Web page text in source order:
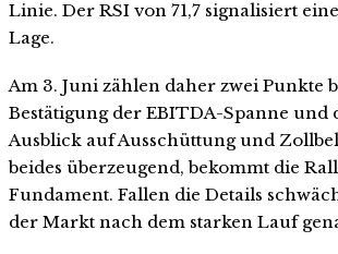
Linie. Der RSI von 71,7 signalisiert
Lage.
Am 3. Juni zählen daher zwei Punkte
Bestätigung der EBITDA-Spanne und
Ausblick auf Ausschüttung und
beides überzeugend, bekommt die
Fundament. Fallen die Details
der Markt nach dem starken Lauf